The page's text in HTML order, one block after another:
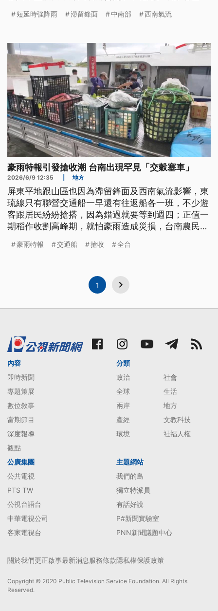
豪雨致災。
短延時強降雨 滯留鋒面 中南部 西南氣流
豪雨特報引發搶收潮 台南出現罕見「交穀塞車」
2026/6/9 12:35 地方
屏東平地跟山區也因為滯留鋒面及西南氣流影響，東
琉線只有聯營交通船一早還有往返船各一班，不少遊
客跟居民紛紛搶搭，因為錯過就要等到週四；正值一
期稻作收割高峰期，就怕豪雨造成災損，台南農民上
穀塞車景象。
豪雨特報 交通船 搶收 全台
1
內容
即時新聞
專題策展
數位敘事
當期節目
深度報導
觀點
分類
政治
社會
全球
生活
兩岸
地方
產經
文教科技
環境
社福人權
公廣集團
公共電視
PTS TW
公視台語台
中華電視公司
客家電視台
主題網站
我們的島
獨立特派員
有話好說
P#新聞實驗室
PNN新聞議題中心
關於我們更正啟事最新消息服務條款隱私權保護政策
Copyright © 2020 Public Television Service Foundation. All Rights
Reserved.